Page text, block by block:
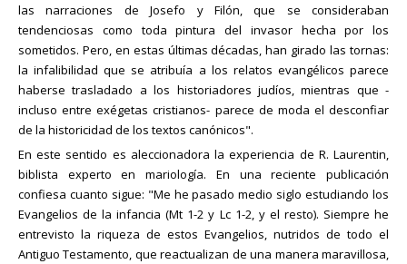
las narraciones de Josefo y Filón, que se consideraban
tendenciosas como toda pintura del invasor hecha por los
sometidos. Pero, en estas últimas décadas, han girado las tornas:
la infalibilidad que se atribuía a los relatos evangélicos parece
haberse trasladado a los historiadores judíos, mientras que -
incluso entre exégetas cristianos- parece de moda el desconfiar
de la historicidad de los textos canónicos".
En este sentido es aleccionadora la experiencia de R. Laurentin,
biblista experto en mariología. En una reciente publicación
confiesa cuanto sigue: "Me he pasado medio siglo estudiando los
Evangelios de la infancia (Mt 1-2 y Lc 1-2, y el resto). Siempre he
entrevisto la riqueza de estos Evangelios, nutridos de todo el
Antiguo Testamento, que reactualizan de una manera maravillosa,